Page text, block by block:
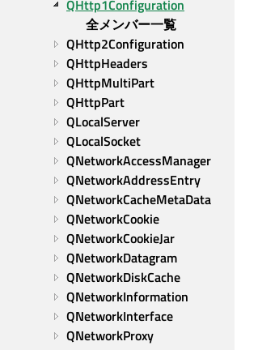
QHttp1Configuration
全メンバー一覧
QHttp2Configuration
QHttpHeaders
QHttpMultiPart
QHttpPart
QLocalServer
QLocalSocket
QNetworkAccessManager
QNetworkAddressEntry
QNetworkCacheMetaData
QNetworkCookie
QNetworkCookieJar
QNetworkDatagram
QNetworkDiskCache
QNetworkInformation
QNetworkInterface
QNetworkProxy